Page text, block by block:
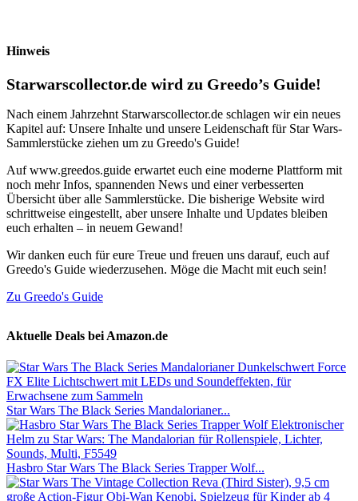
Hinweis
Starwarscollector.de wird zu Greedo’s Guide!
Nach einem Jahrzehnt Starwarscollector.de schlagen wir ein neues
Kapitel auf: Unsere Inhalte und unsere Leidenschaft für Star Wars-
Sammlerstücke ziehen um zu Greedo's Guide!
Auf www.greedos.guide erwartet euch eine moderne Plattform mit
noch mehr Infos, spannenden News und einer verbesserten
Übersicht über alle Sammlerstücke. Die bisherige Website wird
schrittweise eingestellt, aber unsere Inhalte und Updates bleiben
euch erhalten – in neuem Gewand!
Wir danken euch für eure Treue und freuen uns darauf, euch auf
Greedo's Guide wiederzusehen. Möge die Macht mit euch sein!
Zu Greedo's Guide
Aktuelle Deals bei Amazon.de
Star Wars The Black Series Mandalorianer...
Hasbro Star Wars The Black Series Trapper Wolf...